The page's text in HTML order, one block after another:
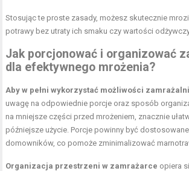
Stosując te proste zasady, możesz skutecznie
potrawy bez utraty ich smaku czy wartości
Jak porcjonować i organizować
dla efektywnego mrożenia?
Aby w pełni wykorzystać możliwości
uwagę na odpowiednie porcje oraz sposób
na mniejsze części przed mrożeniem, znacznie
późniejsze użycie. Porcje powinny być
domowników, co pomoże zminimalizować
Organizacja przestrzeni w zamrażarce opiera